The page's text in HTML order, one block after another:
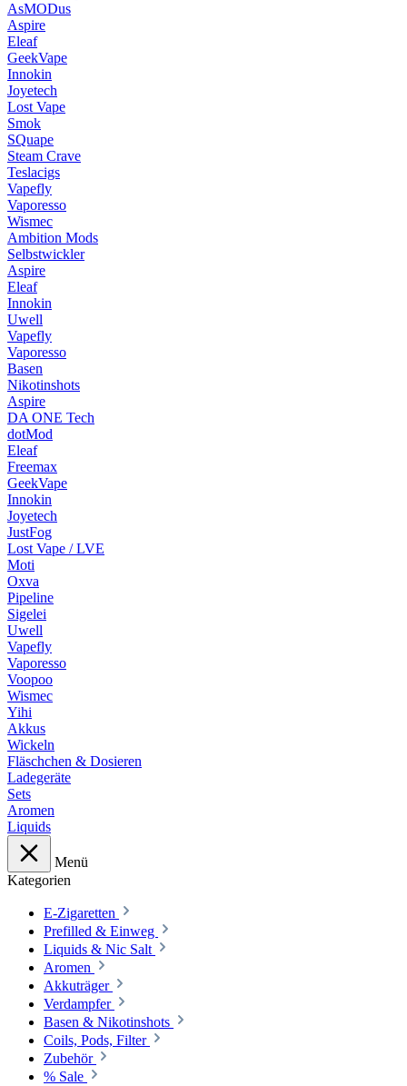
AsMODus
Aspire
Eleaf
GeekVape
Innokin
Joyetech
Lost Vape
Smok
SQuape
Steam Crave
Teslacigs
Vapefly
Vaporesso
Wismec
Ambition Mods
Selbstwickler
Aspire
Eleaf
Innokin
Uwell
Vapefly
Vaporesso
Basen
Nikotinshots
Aspire
DA ONE Tech
dotMod
Eleaf
Freemax
GeekVape
Innokin
Joyetech
JustFog
Lost Vape / LVE
Moti
Oxva
Pipeline
Sigelei
Uwell
Vapefly
Vaporesso
Voopoo
Wismec
Yihi
Akkus
Wickeln
Fläschchen & Dosieren
Ladegeräte
Sets
Aromen
Liquids
Menü
Kategorien
E-Zigaretten
Prefilled & Einweg
Liquids & Nic Salt
Aromen
Akkuträger
Verdampfer
Basen & Nikotinshots
Coils, Pods, Filter
Zubehör
% Sale